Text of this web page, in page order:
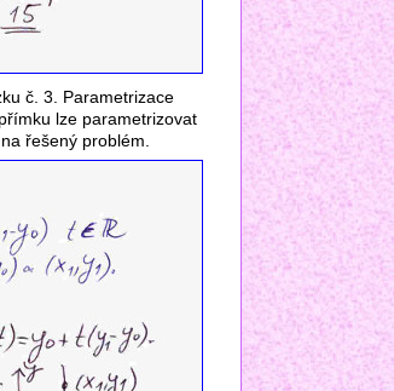
č. 3. Parametrizace
lze parametrizovat
řešený problém.